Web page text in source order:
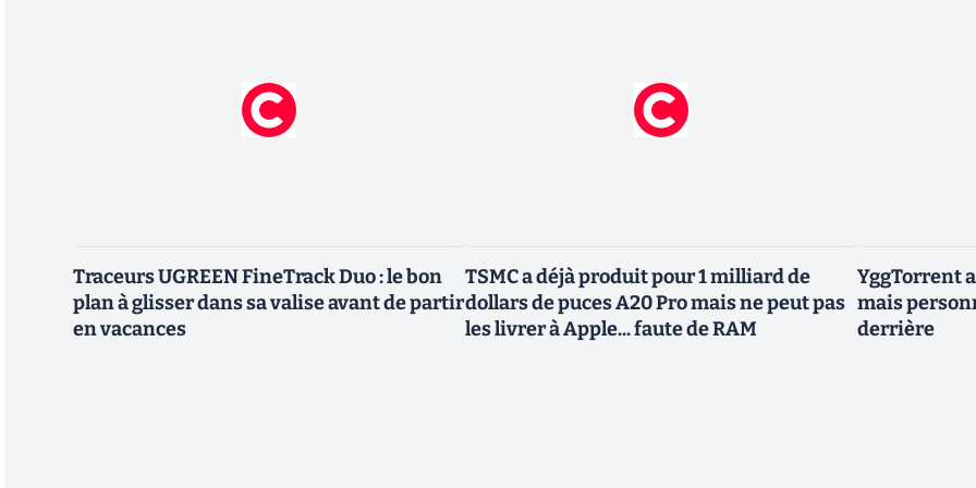
Traceurs UGREEN FineTrack Duo : le bon
plan à glisser dans sa valise avant de partir
en vacances
TSMC a déjà produit pour 1 milliard de
dollars de puces A20 Pro mais ne peut pas
les livrer à Apple... faute de RAM
YggTorrent
mais
derrière